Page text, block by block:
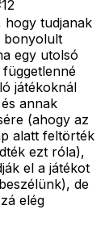
12
hogy tudjanak
bonyolult
egy utolsó
játékoknál
annak
(ahogy az
alatt feltörték
ezt róla),
el a játékot
de
elég